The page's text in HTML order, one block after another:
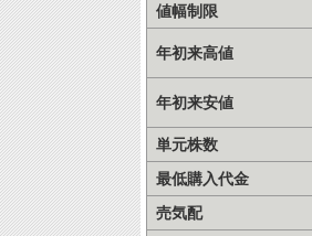
値幅制限
年初来高値
年初来安値
単元株数
最低購入代金
売気配